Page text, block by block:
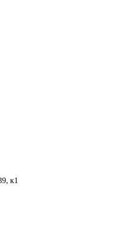
к1